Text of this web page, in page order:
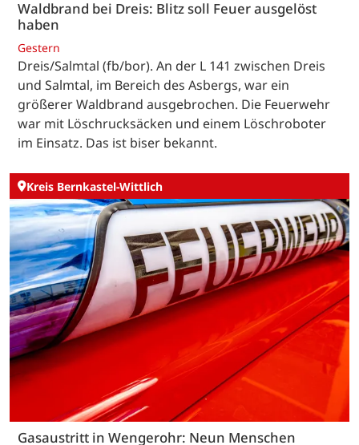
Waldbrand bei Dreis: Blitz soll Feuer ausgelöst
haben
Gestern
Dreis/Salmtal (fb/bor). An der L 141 zwischen Dreis
und Salmtal, im Bereich des Asbergs, war ein
größerer Waldbrand ausgebrochen. Die Feuerwehr
war mit Löschrucksäcken und einem Löschroboter
im Einsatz. Das ist biser bekannt.
Kreis Bernkastel-Wittlich
Gasaustritt in Wengerohr: Neun Menschen